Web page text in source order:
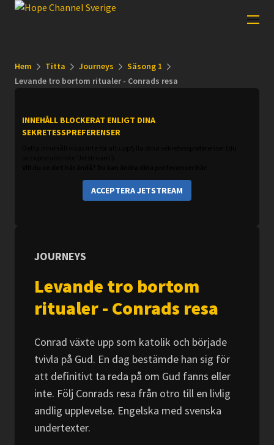
Hem Titta Journeys
Säsong 1
Levande tro bortom ritualer - Conrads resa
INNEHÅLL BLOCKERAT ENLIGT DINA
SEKRETESSPREFERENSER
ACCEPTERA JETSTREAM
JOURNEYS
Levande tro bortom
ritualer - Conrads resa
Conrad växte upp som katolik och började
tvivla på Gud. En dag bestämde han sig för
att definitivt ta reda på om Gud fanns eller
inte. Följ Conrads resa från otro till en livlig
andlig upplevelse. Engelska med svenska
undertexter.